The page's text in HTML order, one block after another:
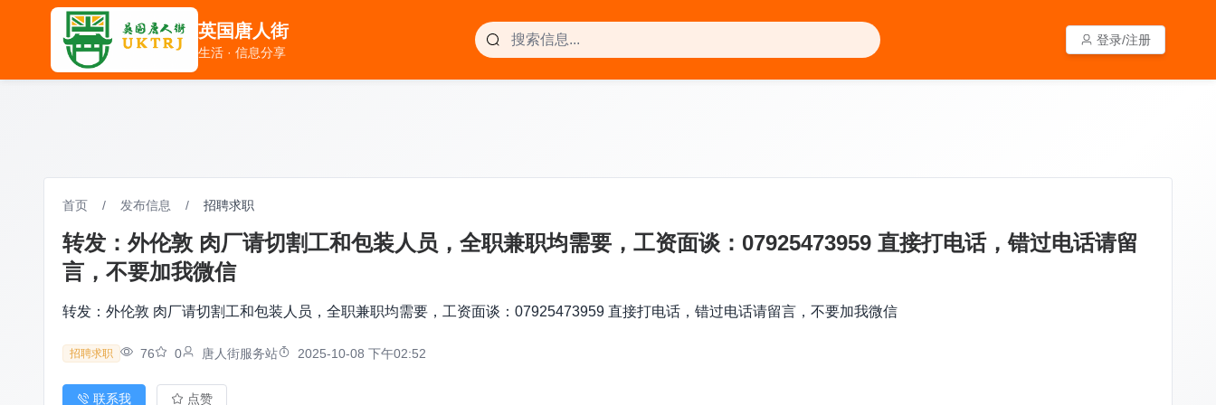
英国唐人街
生活 · 信息分享
登录/注册
英国唐人街
生活 · 信息分享
登录/注册
首页 / 发布信息 / 招聘求职
转发：外伦敦 肉厂请切割工和包装人员，全职兼职均需要，工资面谈：07925473959 直接打电话，错过电话请留
言，不要加我微信
转发：外伦敦 肉厂请切割工和包装人员，全职兼职均需要，工资面谈：07925473959 直接打电话，错过电话请留言，不要加我微信
招聘求职 76 0 唐人街服务站 2025-10-08 下午02:52
联系我 点赞